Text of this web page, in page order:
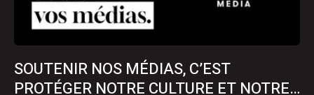
SOUTENIR NOS MÉDIAS, C’EST
PROTÉGER NOTRE CULTURE ET NOTRE